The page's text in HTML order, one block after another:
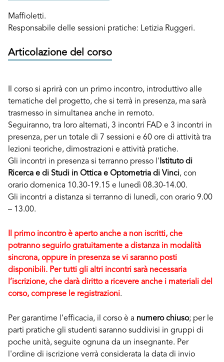
Maffioletti.
Responsabile delle sessioni pratiche: Letizia Ruggeri.
Articolazione del corso
Il corso si aprirà con un primo incontro, introduttivo alle
tematiche del progetto, che si terrà in presenza, ma sarà
trasmesso in simultanea anche in remoto.
Seguiranno, tra loro alternati, 3 incontri FAD e 3 incontri in
presenza, per un totale di 7 sessioni e 60 ore di attività tra
lezioni teoriche, dimostrazioni e attività pratiche.
Gli incontri in presenza si terranno presso l' Istituto di
Ricerca e di Studi in Ottica e Optometria di Vinci, con
orario domenica 10.30-19.15 e lunedì 08.30-14.00.
Gli incontri a distanza si terranno di lunedì, con orario 9.00
– 13.00.
Il primo incontro è aperto anche a non iscritti, che
potranno seguirlo gratuitamente a distanza in modalità
sincrona, oppure in presenza se vi saranno posti
disponibili. Per tutti gli altri incontri sarà necessaria
l’iscrizione, che darà diritto a ricevere anche i materiali del
corso, comprese le registrazioni.
Per garantirne l’efficacia, il corso è a numero chiuso; per le
parti pratiche gli studenti saranno suddivisi in gruppi di
poche unità, seguite ognuna da un insegnante. Per
l'ordine di iscrizione verrà considerata la data di invio